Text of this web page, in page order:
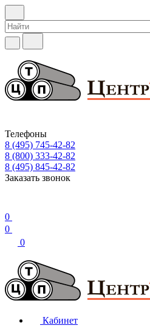
Телефоны
8 (495) 745-42-82
8 (800) 333-42-82
8 (495) 845-42-82
Заказать звонок
0
0
0
Кабинет